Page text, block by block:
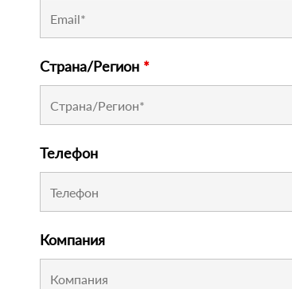
Страна/Регион *
Телефон
Компания